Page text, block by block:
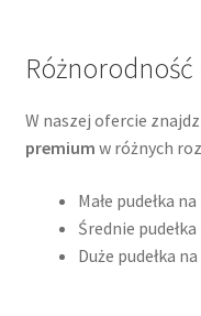
W naszej ofercie
premium w różnych
Małe pudełka
Średnie
Duże pudełka